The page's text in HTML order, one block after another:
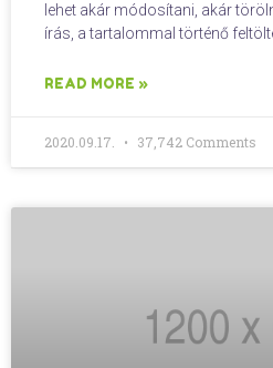
lehet akár módosítani, akár
írás, a tartalommal történő
READ MORE »
2020.09.17. 37,742 Comments